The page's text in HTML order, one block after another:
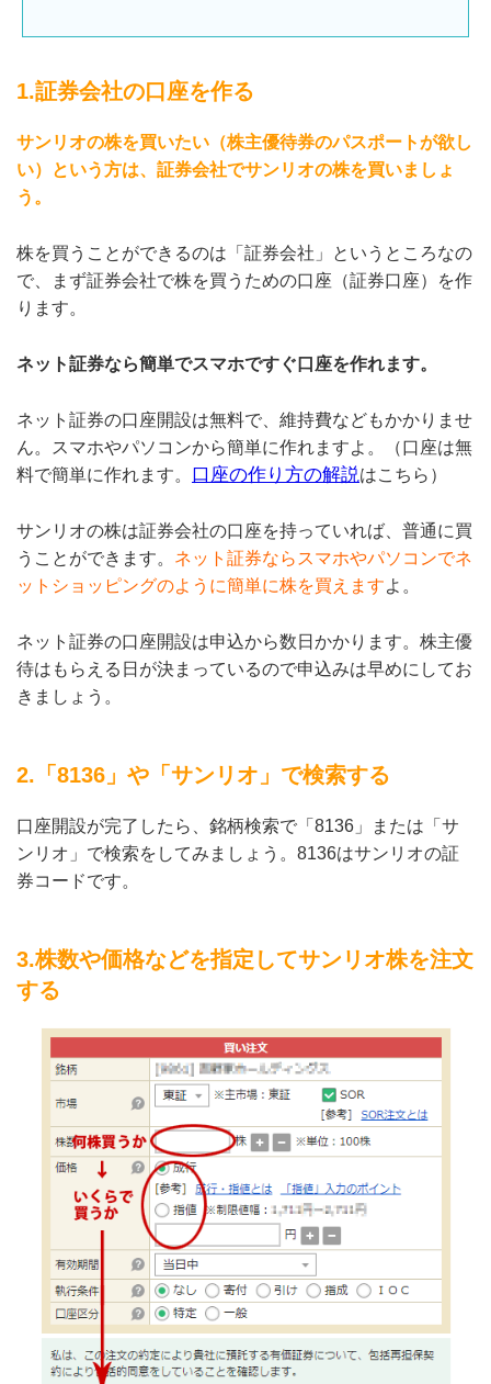
1.証券会社の口座を作る
サンリオの株を買いたい（株主優待券のパスポートが欲し
い）という方は、証券会社でサンリオの株を買いましょ
う。
株を買うことができるのは「証券会社」というところなの
で、まず証券会社で株を買うための口座（証券口座）を作
ります。
ネット証券なら簡単でスマホですぐ口座を作れます。
ネット証券の口座開設は無料で、維持費などもかかりませ
ん。スマホやパソコンから簡単に作れますよ。（口座は無
料で簡単に作れます。 口座の作り方の解説はこちら）
サンリオの株は証券会社の口座を持っていれば、普通に買
うことができます。 ネット証券ならスマホやパソコンでネ
ットショッピングのように簡単に株を買えますよ。
ネット証券の口座開設は申込から数日かかります。株主優
待はもらえる日が決まっているので申込みは早めにしてお
きましょう。
2.「8136」や「サンリオ」で検索する
口座開設が完了したら、銘柄検索で「8136」または「サ
ンリオ」で検索をしてみましょう。8136はサンリオの証
券コードです。
3.株数や価格などを指定してサンリオ株を注文
する